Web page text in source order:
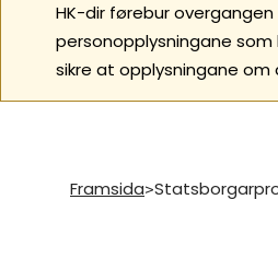
HK-dir førebur
personopplysningane
sikre at opplysningane
Framsida>